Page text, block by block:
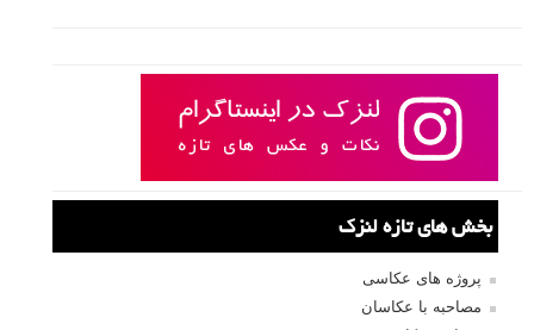
بخش های تازه لنزک
پروژه های عکاسی
مصاحبه با عکاسان